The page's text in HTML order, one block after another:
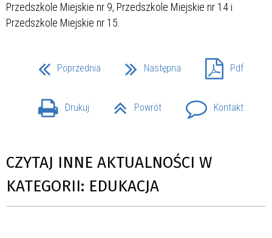
Przedszkole Miejskie nr 9, Przedszkole Miejskie nr 14 i
Przedszkole Miejskie nr 15.
Poprzednia Następna Pdf
Drukuj Powrót Kontakt
CZYTAJ INNE AKTUALNOŚCI W
KATEGORII: EDUKACJA